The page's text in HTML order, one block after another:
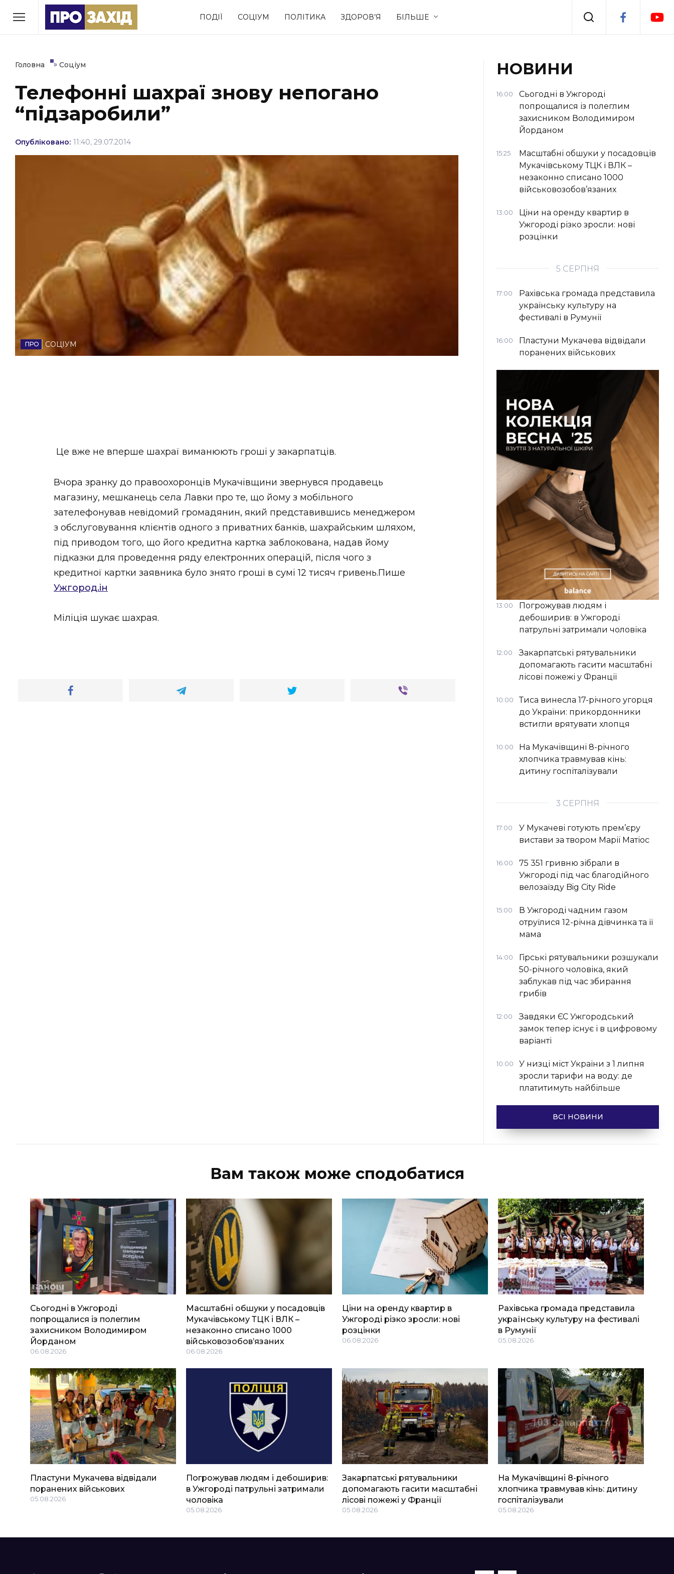
ПОДІЇ СОЦІУМ ПОЛІТИКА ЗДОРОВ’Я БІЛЬШЕ
РУБРИКИ
Економіка Події
Політика Соціум Спорт
Втрачений Ужгород
(відеоверсія)
НОВИНИ ЗАХІДНОЇ УКРАЇНИ
ФОТО
ВІДЕО
Головна » Соціум
Телефонні шахраї знову непогано
“підзаробили”
Опубліковано: 11:40, 29.07.2014
СОЦІУМ
Це вже не вперше шахраї виманюють гроші у закарпатців.
Вчора зранку до правоохоронців Мукачівщини звернувся продавець
магазину, мешканець села Лавки про те, що йому з мобільного
зателефонував невідомий громадянин, який представившись менеджером
з обслуговування клієнтів одного з приватних банків, шахрайським шляхом,
під приводом того, що його кредитна картка заблокована, надав йому
підказки для проведення ряду електронних операцій, після чого з
кредитної картки заявника було знято гроші в сумі 12 тисяч гривень.Пише
Ужгород.ін
Міліція шукає шахрая.
НОВИНИ
16:00
Сьогодні в Ужгороді
попрощалися із полеглим
захисником Володимиром
Йорданом
15:25
Масштабні обшуки у посадовців
Мукачівському ТЦК і ВЛК –
незаконно списано 1000
військовозобов’язаних
13:00
Ціни на оренду квартир в
Ужгороді різко зросли: нові
розцінки
5 СЕРПНЯ
17:00
Рахівська громада представила
українську культуру на
фестивалі в Румунії
16:00
Пластуни Мукачева відвідали
поранених військових
13:00
Погрожував людям і
дебоширив: в Ужгороді
патрульні затримали чоловіка
12:00
Закарпатські рятувальники
допомагають гасити масштабні
лісові пожежі у Франції
10:00
Тиса винесла 17-річного угорця
до України: прикордонники
встигли врятувати хлопця
10:00
На Мукачівщині 8-річного
хлопчика травмував кінь:
дитину госпіталізували
3 СЕРПНЯ
17:00
У Мукачеві готують прем’єру
вистави за твором Марії Матіос
16:00
75 351 гривню зібрали в
Ужгороді під час благодійного
велозаїзду Big Сity Ride
15:00
В Ужгороді чадним газом
отруїлися 12-річна дівчинка та її
мама
14:00
Гірські рятувальники розшукали
50-річного чоловіка, який
заблукав під час збирання
грибів
12:00
Завдяки ЄС Ужгородський
замок тепер існує і в цифровому
варіанті
10:00
У низці міст України з 1 липня
зросли тарифи на воду: де
платитимуть найбільше
ВСІ НОВИНИ
Вам також може сподобатися
Сьогодні в Ужгороді
попрощалися із полеглим
захисником Володимиром
Йорданом
06.08.2026
Масштабні обшуки у посадовців
Мукачівському ТЦК і ВЛК –
незаконно списано 1000
військовозобов’язаних
06.08.2026
Ціни на оренду квартир в
Ужгороді різко зросли: нові
розцінки
06.08.2026
Рахівська громада представила
українську культуру на фестивалі
в Румунії
05.08.2026
Пластуни Мукачева відвідали
поранених військових
05.08.2026
Погрожував людям і дебоширив:
в Ужгороді патрульні затримали
чоловіка
05.08.2026
Закарпатські рятувальники
допомагають гасити масштабні
лісові пожежі у Франції
05.08.2026
На Мукачівщині 8-річного
хлопчика травмував кінь: дитину
госпіталізували
05.08.2026